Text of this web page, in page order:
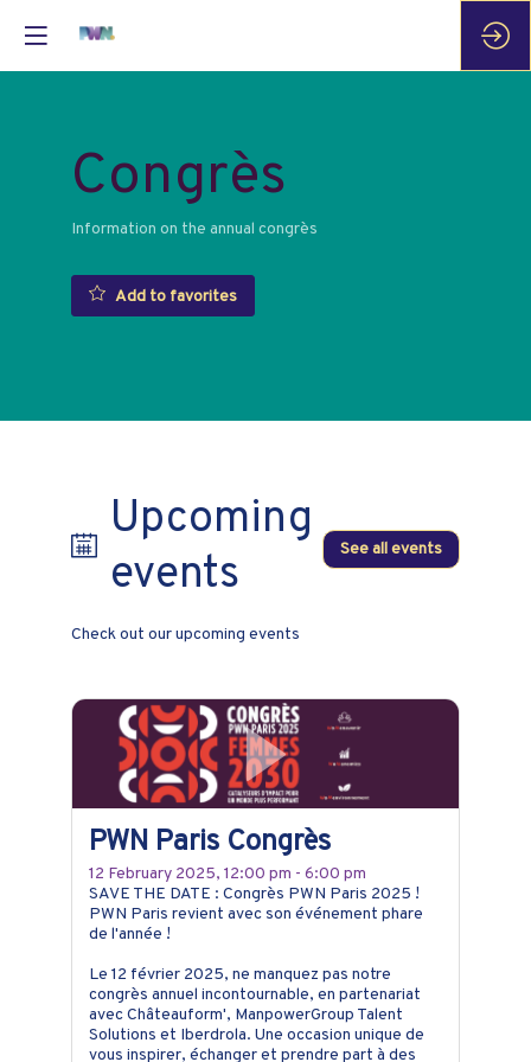
Congrès
Information on the annual congrès
Add to favorites
Upcoming
events
See all events
Check out our upcoming events
PWN Paris Congrès
12 February 2025, 12:00 pm - 6:00 pm
SAVE THE DATE : Congrès PWN Paris 2025 !
PWN Paris revient avec son événement phare
de l'année !
Le 12 février 2025, ne manquez pas notre
congrès annuel incontournable, en partenariat
avec Châteauform', ManpowerGroup Talent
Solutions et Iberdrola. Une occasion unique de
vous inspirer, échanger et prendre part à des